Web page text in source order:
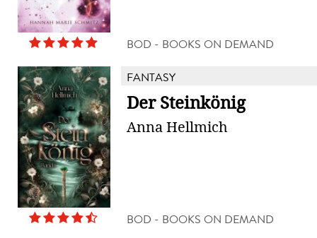
BOD - BOOKS ON DEMAND
FANTASY
Der Steinkönig
Anna Hellmich
BOD - BOOKS ON DEMAND